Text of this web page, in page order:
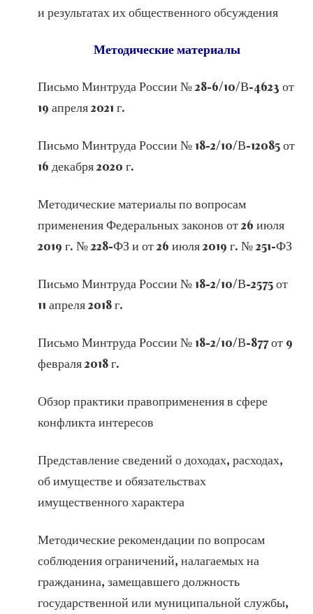
и результатах их общественного обсуждения
Методические материалы
Письмо Минтруда России № 28-6/10/В-4623 от
19 апреля 2021 г.
Письмо Минтруда России № 18-2/10/В-12085 от
16 декабря 2020 г.
Методические материалы по вопросам
применения Федеральных законов от 26 июля
2019 г. № 228-ФЗ и от 26 июля 2019 г. № 251-ФЗ
Письмо Минтруда России № 18-2/10/В-2575 от
11 апреля 2018 г.
Письмо Минтруда России № 18-2/10/В-877 от 9
февраля 2018 г.
Обзор практики правоприменения в сфере
конфликта интересов
Представление сведений о доходах, расходах,
об имуществе и обязательствах
имущественного характера
Методические рекомендации по вопросам
соблюдения ограничений, налагаемых на
гражданина, замещавшего должность
государственной или муниципальной службы,